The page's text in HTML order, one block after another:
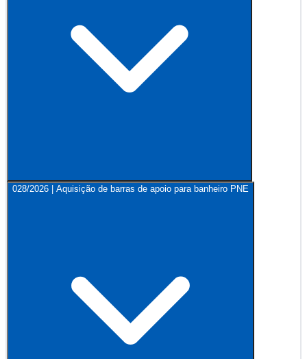
028/2026 | Aquisição de barras de apoio para banheiro PNE